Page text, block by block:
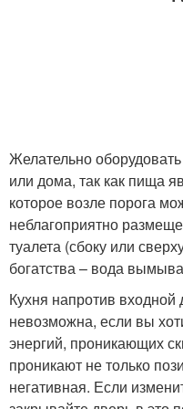
Желательно
или дома, так как пища
которое возле порога
неблагоприятно
туалета (сбоку или
богатства – вода
Кухня напротив
невозможна, если вы
энергий, проникающих
проникают не только
негативная. Если